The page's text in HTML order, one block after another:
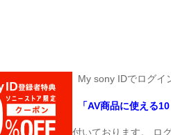
My sony IDでログイ
「AV商品に使える
付いております。 ロ